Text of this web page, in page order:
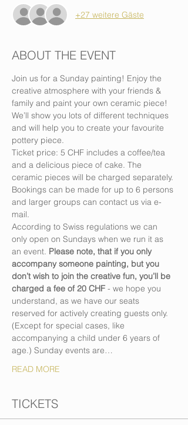
+27 weitere Gäste
ABOUT THE EVENT
Join us for a Sunday painting! Enjoy the
creative atmosphere with your friends &
family and paint your own ceramic piece!
We’ll show you lots of different techniques
and will help you to create your favourite
pottery piece.
Ticket price: 5 CHF includes a coffee/tea
and a delicious piece of cake. The
ceramic pieces will be charged separately.
Bookings can be made for up to 6 persons
and larger groups can contact us via e-
mail.
According to Swiss regulations we can
only open on Sundays when we run it as
an event. Please note, that if you only
accompany someone painting, but you
don’t wish to join the creative fun, you’ll be
charged a fee of 20 CHF - we hope you
understand, as we have our seats
reserved for actively creating guests only.
(Except for special cases, like
accompanying a child under 6 years of
age.) Sunday events are…
READ MORE
TICKETS